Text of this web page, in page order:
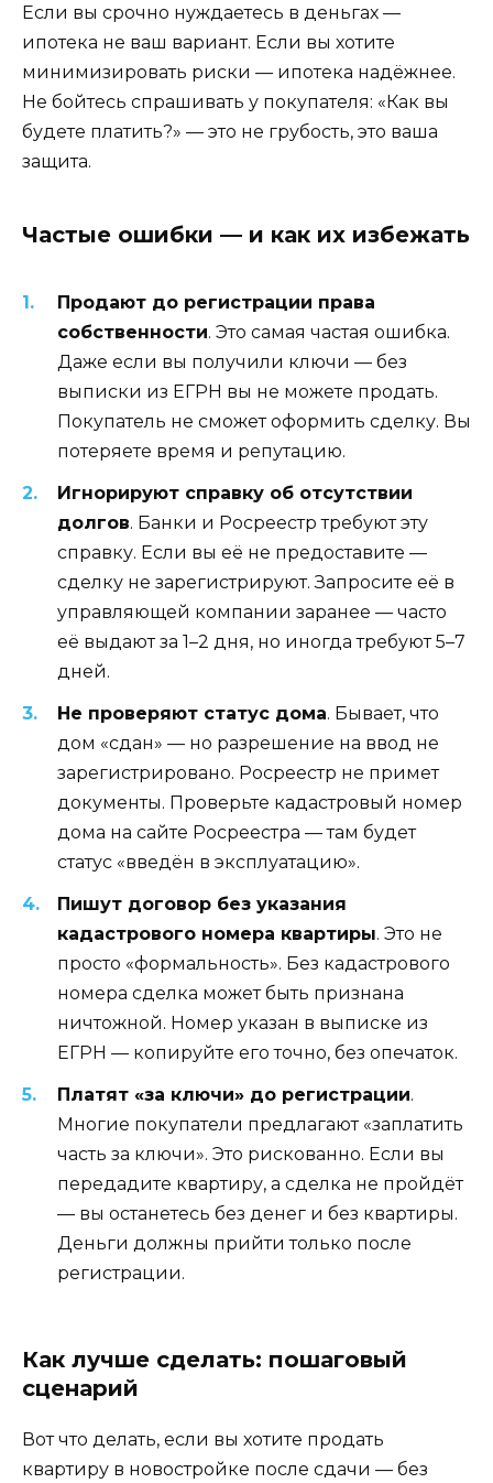
Если вы срочно нуждаетесь в деньгах —
ипотека не ваш вариант. Если вы хотите
минимизировать риски — ипотека надёжнее.
Не бойтесь спрашивать у покупателя: «Как вы
будете платить?» — это не грубость, это ваша
защита.
Частые ошибки — и как их избежать
Продают до регистрации права
собственности. Это самая частая ошибка.
Даже если вы получили ключи — без
выписки из ЕГРН вы не можете продать.
Покупатель не сможет оформить сделку. Вы
потеряете время и репутацию.
Игнорируют справку об отсутствии
долгов. Банки и Росреестр требуют эту
справку. Если вы её не предоставите —
сделку не зарегистрируют. Запросите её в
управляющей компании заранее — часто
её выдают за 1–2 дня, но иногда требуют 5–7
дней.
Не проверяют статус дома. Бывает, что
дом «сдан» — но разрешение на ввод не
зарегистрировано. Росреестр не примет
документы. Проверьте кадастровый номер
дома на сайте Росреестра — там будет
статус «введён в эксплуатацию».
Пишут договор без указания
кадастрового номера квартиры. Это не
просто «формальность». Без кадастрового
номера сделка может быть признана
ничтожной. Номер указан в выписке из
ЕГРН — копируйте его точно, без опечаток.
Платят «за ключи» до регистрации.
Многие покупатели предлагают «заплатить
часть за ключи». Это рискованно. Если вы
передадите квартиру, а сделка не пройдёт
— вы останетесь без денег и без квартиры.
Деньги должны прийти только после
регистрации.
Как лучше сделать: пошаговый
сценарий
Вот что делать, если вы хотите продать
квартиру в новостройке после сдачи — без